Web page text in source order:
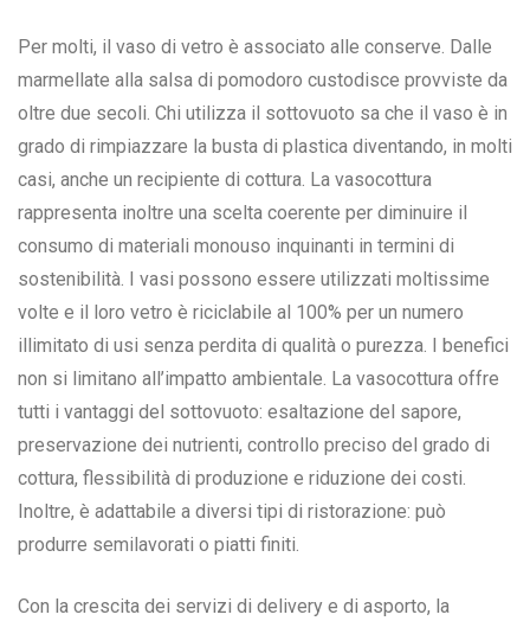
Per molti, il vaso di vetro è associato alle conserve. Dalle
marmellate alla salsa di pomodoro custodisce provviste da
oltre due secoli. Chi utilizza il sottovuoto sa che il vaso è in
grado di rimpiazzare la busta di plastica diventando, in molti
casi, anche un recipiente di cottura. La vasocottura
rappresenta inoltre una scelta coerente per diminuire il
consumo di materiali monouso inquinanti in termini di
sostenibilità. I vasi possono essere utilizzati moltissime
volte e il loro vetro è riciclabile al 100% per un numero
illimitato di usi senza perdita di qualità o purezza. I benefici
non si limitano all’impatto ambientale. La vasocottura offre
tutti i vantaggi del sottovuoto: esaltazione del sapore,
preservazione dei nutrienti, controllo preciso del grado di
cottura, flessibilità di produzione e riduzione dei costi.
Inoltre, è adattabile a diversi tipi di ristorazione: può
produrre semilavorati o piatti finiti.
Con la crescita dei servizi di delivery e di asporto, la